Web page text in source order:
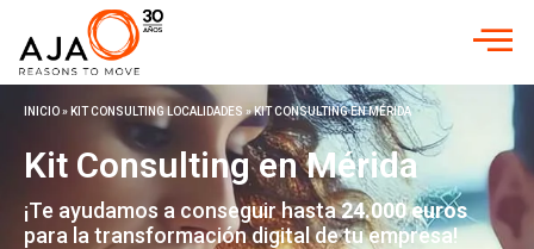
INICIO» KIT CONSULTING LOCALIDADES »KIT CONSULTING EN MÉRIDA
Kit Consulting en Mérida
¡Te ayudamos a conseguir hasta24.000 euros
para la transformación digital de tu empresa!